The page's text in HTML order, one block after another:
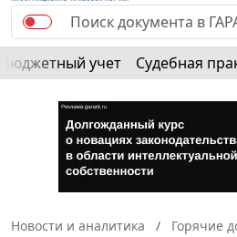
Бюджетный учет Судебная
Новости и аналитика
Горячие